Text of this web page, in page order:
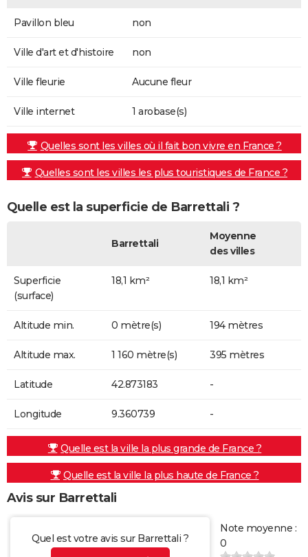
Pavillon bleu non
Ville d'art et d'histoire non
Ville fleurie Aucune fleur
Ville internet 1 arobase(s)
Quelles sont les villes où il fait bon vivre en France ?
Quelles sont les villes les plus touristiques de France ?
Quelle est la superficie de Barrettali ?
Barrettali
Moyenne
des villes
Superficie
(surface)
18,1 km² 18,1 km²
Altitude min. 0 mètre(s) 194 mètres
Altitude max. 1 160 mètre(s) 395 mètres
Latitude 42.873183 -
Longitude 9.360739 -
Quelle est la ville la plus grande de France ?
Quelle est la ville la plus haute de France ?
Avis sur Barrettali
Quel est votre avis sur Barrettali ?
Note moyenne :
0